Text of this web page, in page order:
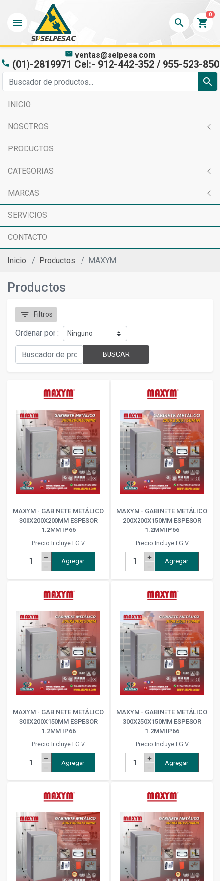
menu search shopping_cart
0
mail ventas@selpesa.com
phone (01)-2819971 Cel:- 912-442-352 / 955-523-850
search
INICIO
NOSOTROS
PRODUCTOS
CATEGORIAS
MARCAS
SERVICIOS
CONTACTO
Inicio Productos MAXYM
Productos
filter_list Filtros
Ordenar por :
BUSCAR
MAXYM - GABINETE METÁLICO
300X200X200MM ESPESOR
1.2MM IP66
Precio Incluye I.G.V
add
remove
Agregar
MAXYM - GABINETE METÁLICO
200X200X150MM ESPESOR
1.2MM IP66
Precio Incluye I.G.V
add
remove
Agregar
MAXYM - GABINETE METÁLICO
300X200X150MM ESPESOR
1.2MM IP66
Precio Incluye I.G.V
add
remove
Agregar
MAXYM - GABINETE METÁLICO
300X250X150MM ESPESOR
1.2MM IP66
Precio Incluye I.G.V
add
remove
Agregar